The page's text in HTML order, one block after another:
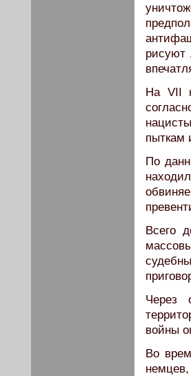
рисуют
На VII
пыткам
По
Всего
Через
войны
Во